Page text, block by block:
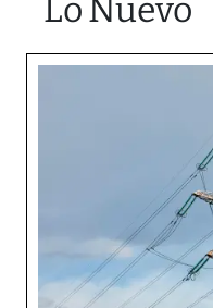
Lo Nuevo